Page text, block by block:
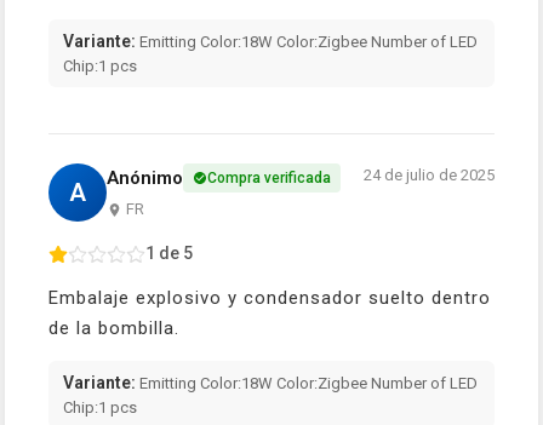
Variante: Emitting Color:18W Color:Zigbee Number of LED
Chip:1 pcs
A Anónimo Compra verificada
FR
24 de julio de 2025
1 de 5
Embalaje explosivo y condensador suelto dentro
de la bombilla.
Variante: Emitting Color:18W Color:Zigbee Number of LED
Chip:1 pcs